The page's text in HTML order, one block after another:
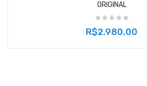
ORIGINAL
R$2.980,00